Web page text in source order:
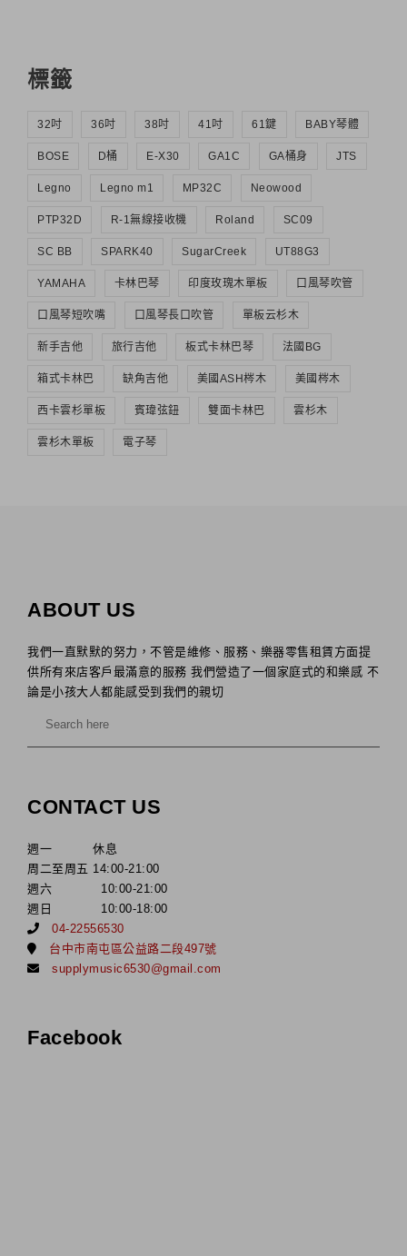
標籤
32吋 36吋 38吋 41吋 61鍵 BABY琴體
BOSE D桶 E-X30 GA1C GA桶身 JTS
Legno Legno m1 MP32C Neowood
PTP32D R-1無線接收機 Roland SC09
SC BB SPARK40 SugarCreek UT88G3
YAMAHA 卡林巴琴 印度玫瑰木單板 口風琴吹管
口風琴短吹嘴 口風琴長口吹管 單板云杉木
新手吉他 旅行吉他 板式卡林巴琴 法國BG
箱式卡林巴 缺角吉他 美國ASH梣木 美國梣木
西卡雲杉單板 賓瑋弦鈕 雙面卡林巴 雲杉木
雲杉木單板 電子琴
ABOUT US
我們一直默默的努力，不管是維修、服務、樂器零售租賃方面提
供所有來店客戶最滿意的服務 我們營造了一個家庭式的和樂感 不
論是小孩大人都能感受到我們的親切
CONTACT US
週一 休息
周二至周五 14:00-21:00
週六 10:00-21:00
週日 10:00-18:00
04-22556530
台中市南屯區公益路二段497號
supplymusic6530@gmail.com
Facebook